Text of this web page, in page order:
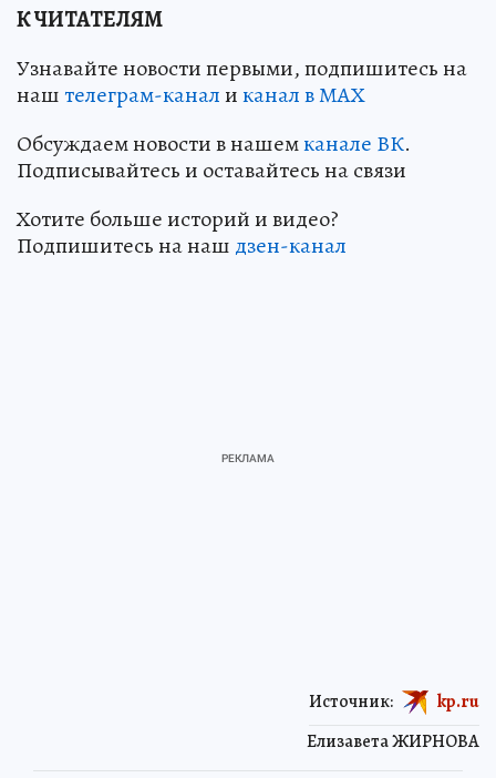
К ЧИТАТЕЛЯМ
Узнавайте новости первыми, подпишитесь на
наштелеграм-каналиканал в МАХ
Обсуждаем новости в нашемканале ВК.
Подписывайтесь и оставайтесь на связи
Хотите больше историй и видео?
Подпишитесь на наш дзен-канал
Елизавета ЖИРНОВА
Источник: kp.ru